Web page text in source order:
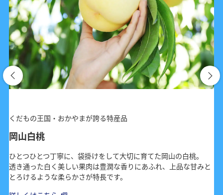
くだもの王国・おかやまが誇る特産品
岡山白桃
ひとつひとつ丁寧に、袋掛けをして大切に育てた岡山の白桃。
透き通った白く美しい果肉は豊潤な香りにあふれ、上品な甘みと
とろけるような柔らかさが特長です。